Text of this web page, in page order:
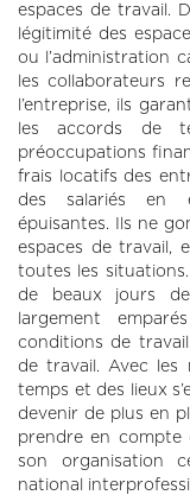
espaces de travail.
légitimité des
ou l’administration
les collaborateurs
l’entreprise, ils
les accords de
préoccupations
frais locatifs des
des salariés en
épuisantes. Ils ne
espaces de travail,
toutes les
de beaux jours
largement
conditions de
de travail. Avec les
temps et des lieux
devenir de plus en
prendre en compte
son organisation
national